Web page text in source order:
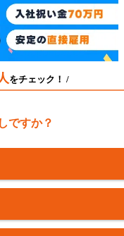
をチェック！ /
ですか？